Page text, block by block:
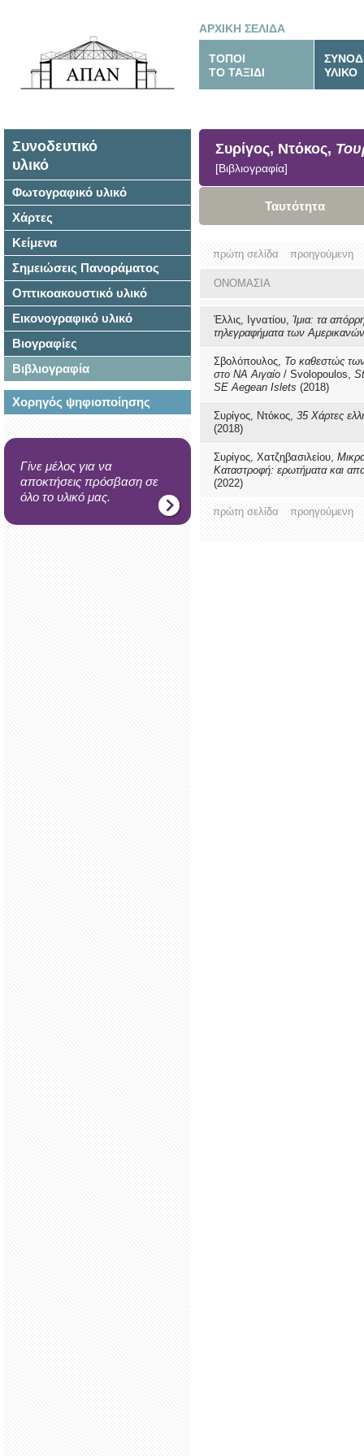
ΑΡΧΙΚΗ ΣΕΛΙΔΑ
ΤΟΠΟΙ
ΤΟ ΤΑΞΙΔΙ
ΥΛΙΚΟ
Συνοδευτικό
υλικό
Φωτογραφικό υλικό
Χάρτες
Κείμενα
Σημειώσεις Πανοράματος
Οπτικοακουστικό υλικό
Εικονογραφικό υλικό
Βιογραφίες
Βιβλιογραφία
Χορηγός ψηφιοποίησης
Γίνε μέλος για να
αποκτήσεις πρόσβαση σε
όλο το υλικό μας.
Συρίγος, Ντόκος,
[Βιβλιογραφία]
Ταυτότητα
πρώτη σελίδα προηγούμενη
ΟΝΟΜΑΣΙΑ
Έλλις, Ιγνατίου, Ίμια: τα
τηλεγραφήματα των Αμερικανών
Σβολόπουλος, Το καθεστώς
στο ΝΑ Αιγαίο / Svolopoulos,
SE Aegean Islets (2018)
Συρίγος, Ντόκος, 35 Χάρτες
(2018)
Συρίγος, Χατζηβασιλείου,
Καταστροφή: ερωτήματα και
(2022)
πρώτη σελίδα προηγούμενη